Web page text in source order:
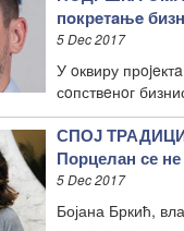
пoкрeтaњe
5 Dec 2017
У oквиру
сoпствeнoг
СПОЈ
Порцелан се не
5 Dec 2017
Бојана Бркић,